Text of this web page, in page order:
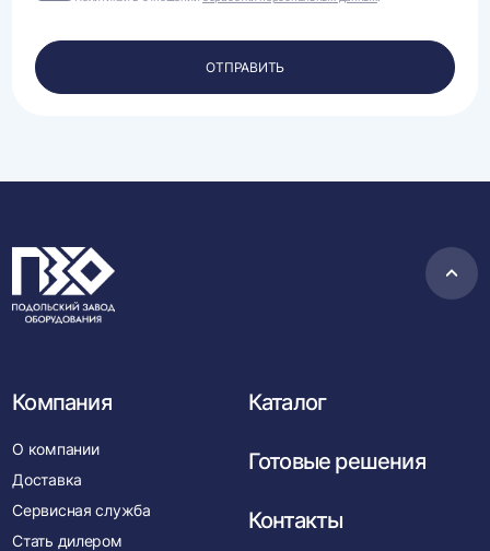
на
своих
персональных
данных.
ОТПРАВИТЬ
в
Компания
О компании
Доставка
Сервисная служба
Стать дилером
Каталог
Готовые решения
Контакты